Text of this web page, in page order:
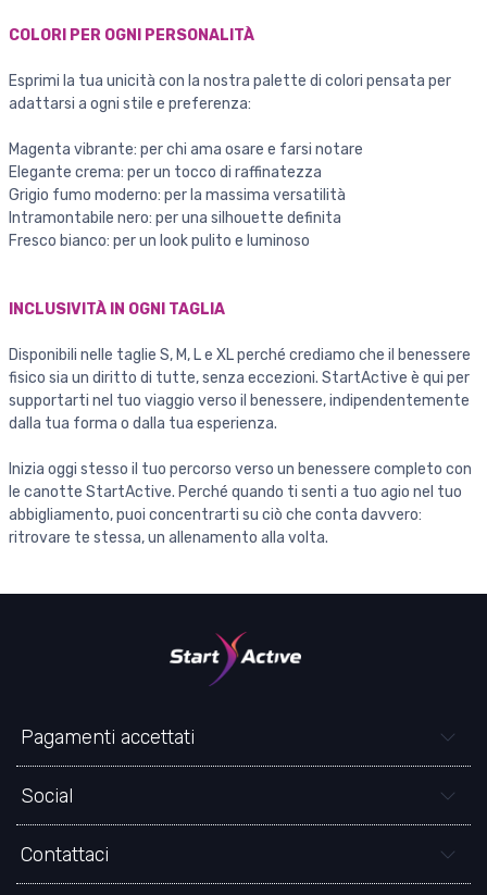
COLORI PER OGNI PERSONALITÀ
Esprimi la tua unicità con la nostra palette di colori pensata per
adattarsi a ogni stile e preferenza:
Magenta vibrante: per chi ama osare e farsi notare
Elegante crema: per un tocco di raffinatezza
Grigio fumo moderno: per la massima versatilità
Intramontabile nero: per una silhouette definita
Fresco bianco: per un look pulito e luminoso
INCLUSIVITÀ IN OGNI TAGLIA
Disponibili nelle taglie S, M, L e XL perché crediamo che il benessere
fisico sia un diritto di tutte, senza eccezioni. StartActive è qui per
supportarti nel tuo viaggio verso il benessere, indipendentemente
dalla tua forma o dalla tua esperienza.
Inizia oggi stesso il tuo percorso verso un benessere completo con
le canotte StartActive. Perché quando ti senti a tuo agio nel tuo
abbigliamento, puoi concentrarti su ciò che conta davvero:
ritrovare te stessa, un allenamento alla volta.
Pagamenti accettati
Social
Contattaci